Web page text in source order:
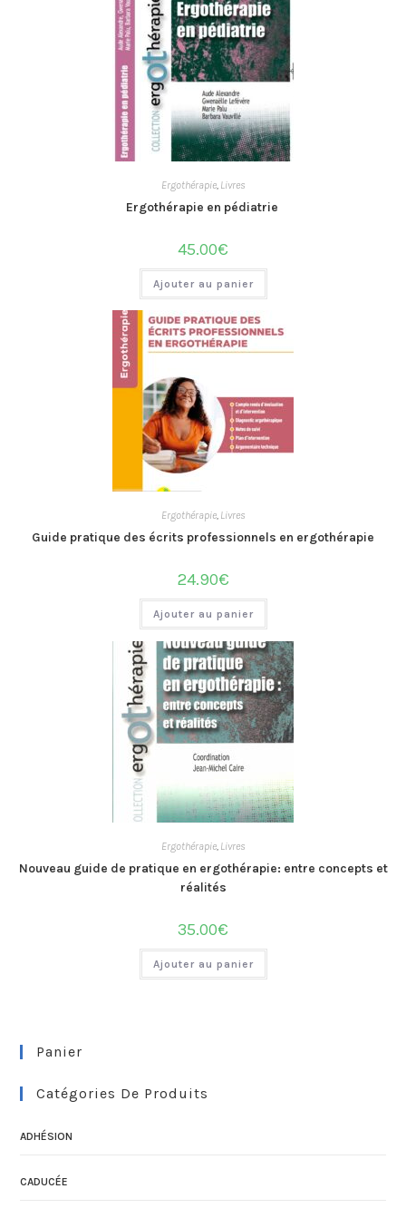
Ergothérapie, Livres
Ergothérapie en pédiatrie
45.00€
Ajouter au panier
Ergothérapie, Livres
Guide pratique des écrits professionnels en ergothérapie
24.90€
Ajouter au panier
Ergothérapie, Livres
Nouveau guide de pratique en ergothérapie: entre concepts et
réalités
35.00€
Ajouter au panier
Panier
Catégories De Produits
ADHÉSION
CADUCÉE